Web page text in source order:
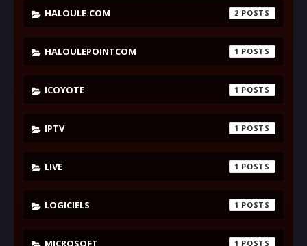
HALOULE.COM 2
HALOULEPOINTCOM 1
ICOYOTE 1
IPTV 1
LIVE 1
LOGICIELS 1
MICROSOFT 1